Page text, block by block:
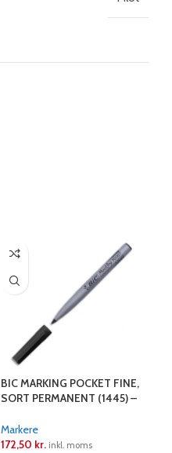
BIC MARKING POCKET FINE,
SORT PERMANENT (1445) –
Markere
172,50 kr. inkl. moms